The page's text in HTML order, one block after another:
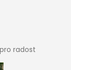
radost